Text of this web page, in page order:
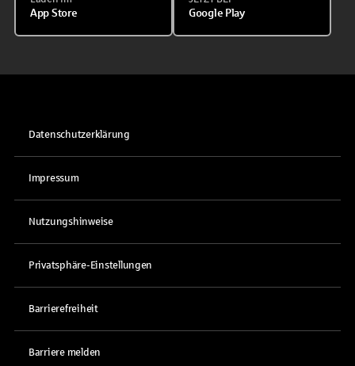
App Store Google Play
Datenschutzerklärung
Impressum
Nutzungshinweise
Privatsphäre-Einstellungen
Barrierefreiheit
Barriere melden